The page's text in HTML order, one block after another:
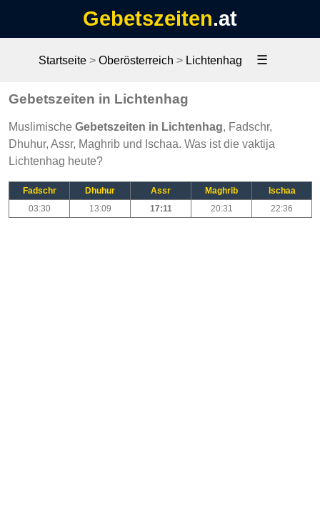
Gebetszeiten.at
Startseite> Oberösterreich > Lichtenhag ☰
Gebetszeiten in Lichtenhag
Muslimische Gebetszeiten in Lichtenhag, Fadschr,
Dhuhur, Assr, Maghrib und Ischaa. Was ist die vaktija
Lichtenhag heute?
Fadschr Dhuhur Assr Maghrib
Ischaa
03:30
13:09 17:11 20:31 22:36